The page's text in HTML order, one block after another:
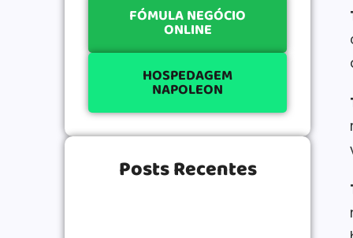
FÓMULA NEGÓCIO
ONLINE
HOSPEDAGEM
NAPOLEON
Posts Recentes